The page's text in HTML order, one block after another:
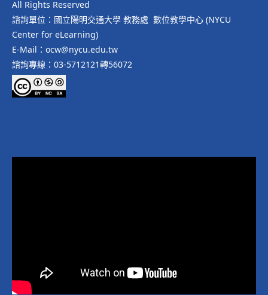
All Rights Reserved
諮詢單位：國立陽明交通大學 教務處 數位教學中心 (NYCU
Center for eLearning)
E-Mail：ocw@nycu.edu.tw
諮詢專線：03-5712121轉56072